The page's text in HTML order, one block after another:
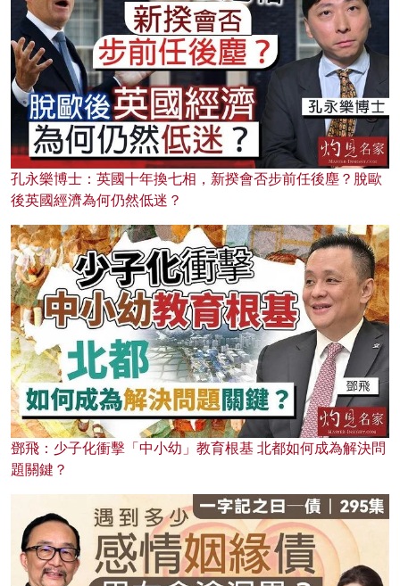
孔永樂博士：英國十年換七相，新揆會否步前任後塵？脫歐
後英國經濟為何仍然低迷？
鄧飛：少子化衝擊「中小幼」教育根基 北都如何成為解決問
題關鍵？